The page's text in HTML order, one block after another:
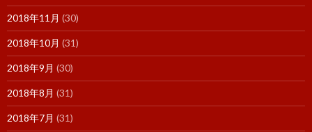
2018年11月 (30)
2018年10月 (31)
2018年9月 (30)
2018年8月 (31)
2018年7月 (31)